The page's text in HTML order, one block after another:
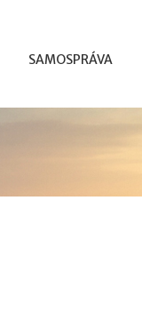
SAMOSPRÁVA